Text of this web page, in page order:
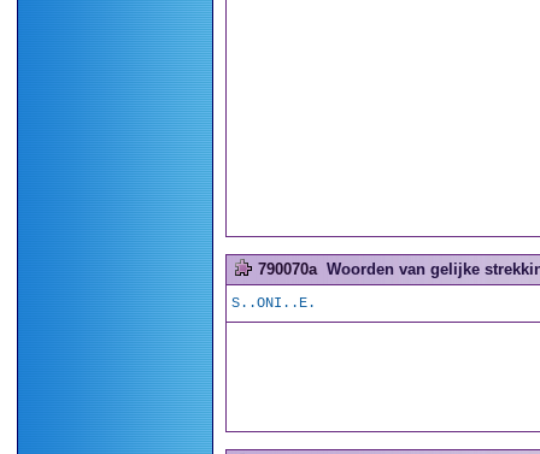
790070a Woorden van gelijke
S..ONI..E.